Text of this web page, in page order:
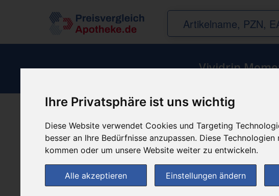
Ihre Privatsphäre ist uns wichtig
Diese Website verwendet Cookies und Targeting
besser an Ihre Bedürfnisse anzupassen. Diese
kommen oder um unsere Website weiter zu entwickeln.
Alle akzeptieren Einstellungen ändern
Vividrin
Produkt empfehlen